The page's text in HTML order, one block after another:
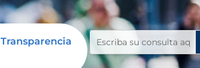
Transparencia